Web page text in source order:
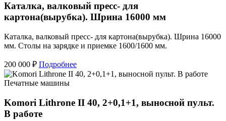
Каталка, валковый пресс- для
картона(вырубка). Шрина 16000 мм
Каталка, валковый пресс- для картона(вырубка). Шрина 16000
мм. Столы на зарядке и приемке 1600/1600 мм.
200 000 ₽ Подробнее
Печатные машины
Komori Lithrone II 40, 2+0,1+1, выносной пульт.
В работе